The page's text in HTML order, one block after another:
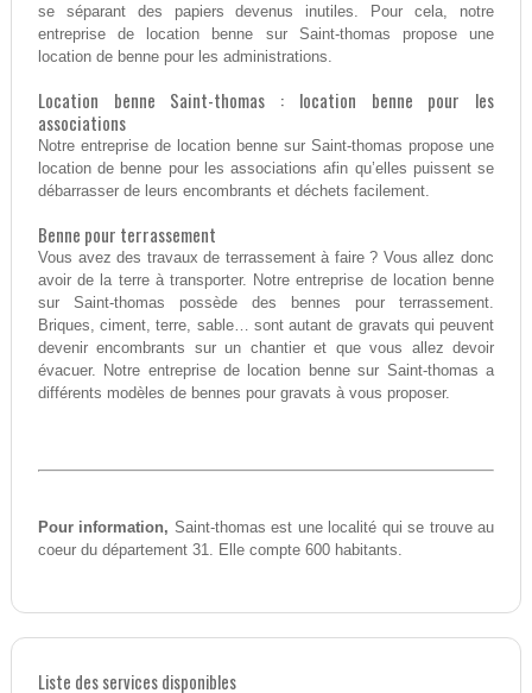
se séparant des papiers devenus inutiles. Pour cela, notre
entreprise de location benne sur Saint-thomas propose une
location de benne pour les administrations.
Location benne Saint-thomas : location benne pour les
associations
Notre entreprise de location benne sur Saint-thomas propose une
location de benne pour les associations afin qu’elles puissent se
débarrasser de leurs encombrants et déchets facilement.
Benne pour terrassement
Vous avez des travaux de terrassement à faire ? Vous allez donc
avoir de la terre à transporter. Notre entreprise de location benne
sur Saint-thomas possède des bennes pour terrassement.
Briques, ciment, terre, sable… sont autant de gravats qui peuvent
devenir encombrants sur un chantier et que vous allez devoir
évacuer. Notre entreprise de location benne sur Saint-thomas a
différents modèles de bennes pour gravats à vous proposer.
Pour information, Saint-thomas est une localité qui se trouve au
coeur du département 31. Elle compte 600 habitants.
Liste des services disponibles